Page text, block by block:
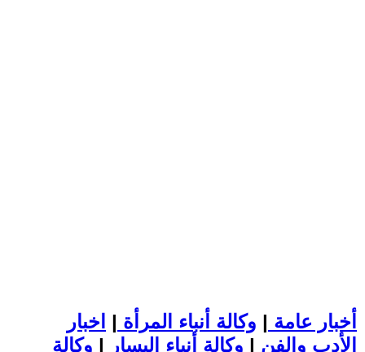
أخبار عامة | وكالة أنباء المرأة | اخبار
الأدب والفن | وكالة أنباء اليسار | وكالة